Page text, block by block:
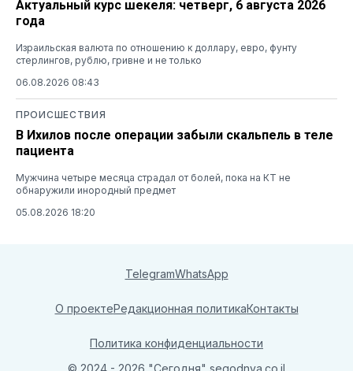
Актуальный курс шекеля: четверг, 6 августа 2026
года
Израильская валюта по отношению к доллару, евро, фунту
стерлингов, рублю, гривне и не только
06.08.2026 08:43
ПРОИСШЕСТВИЯ
В Ихилов после операции забыли скальпель в теле
пациента
Мужчина четыре месяца страдал от болей, пока на КТ не
обнаружили инородный предмет
05.08.2026 18:20
TelegramWhatsApp
О проектеРедакционная политикаКонтакты
Политика конфиденциальности
© 2024 - 2026 "Сегодня" segodnya.co.il